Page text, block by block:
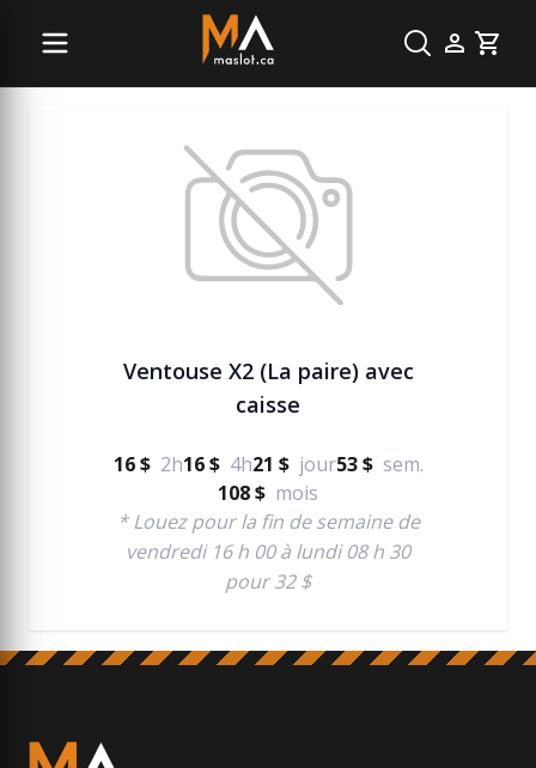
Cart
Manutention
Ventouse X2 (La paire) avec
caisse
16 $ 2h16 $ 4h21 $ jour53 $ sem.
108 $ mois
* Louez pour la fin de semaine de
vendredi 16 h 00 à lundi 08 h 30
pour 32 $